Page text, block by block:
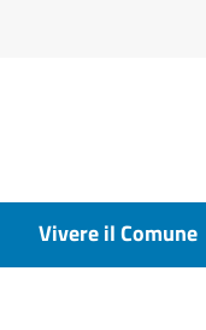
Vivere il Comune